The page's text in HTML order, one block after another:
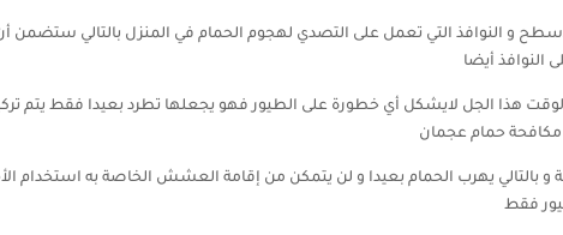
و النوافذ التي تعمل على التصدي لهجوم الحمام في المنزل بالتالي ستضمن
النوافذ أيضا
هذا الجل لايشكل أي خطورة على الطيور فهو يجعلها تطرد بعيدا فقط يتم
مكافحة حمام عجمان
يهرب الحمام بعيدا و لن يتمكن من إقامة العشش الخاصة به استخدام
فقط